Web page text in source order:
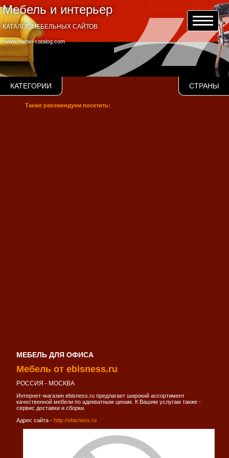
Мебель и интерьер
www.mebel-catalog.com
КАТАЛОГ МЕБЕЛЬНЫХ САЙТОВ
КАТЕГОРИИ СТРАНЫ
Также рекомендуем посетить:
МЕБЕЛЬ ДЛЯ ОФИСА
Мебель от ebisness.ru
РОССИЯ - МОСКВА
Интернет-магазин ebisness.ru предлагает широкий ассортимент
качественной мебели по адекватным ценам. К Вашим услугам также -
сервис доставки и сборки.
Адрес сайта - http://ebisness.ru